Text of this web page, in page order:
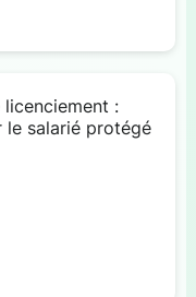
licenciement :
le salarié protégé